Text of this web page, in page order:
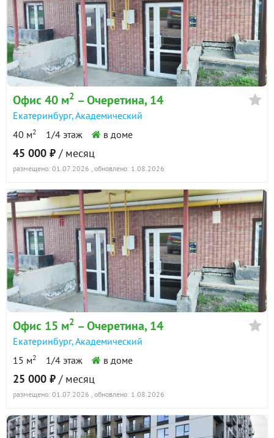
Офис 40 м2 – Очеретина, 14
Екатеринбург,Академический
40 м2 1/4 этаж в доме
45 000 ₽ / месяц
размещено: 01.07.2026 , обновлено: 1.08.2026
Офис 15 м2 – Очеретина, 14
Екатеринбург,Академический
15 м2 1/4 этаж в доме
25 000 ₽ / месяц
размещено: 01.07.2026 , обновлено: 1.08.2026